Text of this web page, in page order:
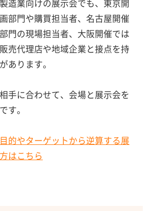
造業向けの展示会でも、東京開
部門や購買担当者、名古屋開催
門の現場担当者、大阪開催では
売代理店や地域企業と接点を持
あります。
手に合わせて、会場と展示会を
す。
的やターゲットから逆算する展
はこちら